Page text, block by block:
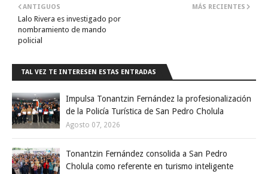
MÁS RECIENTES
ANTIGUOS
Lalo Rivera es investigado por
nombramiento de mando
policial
TAL VEZ TE INTERESEN ESTAS ENTRADAS
Impulsa Tonantzin Fernández la profesionalización
de la Policía Turística de San Pedro Cholula
Agosto 07, 2026
Tonantzin Fernández consolida a San Pedro
Cholula como referente en turismo inteligente